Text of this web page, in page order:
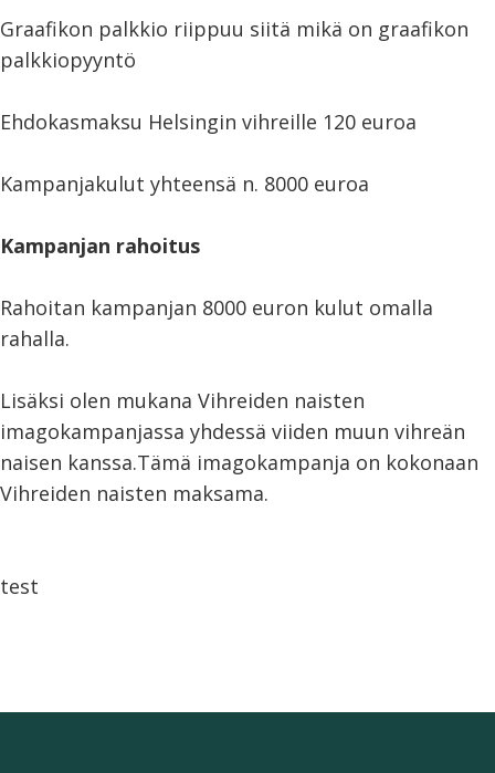
Graafikon palkkio riippuu siitä mikä on graafikon
palkkiopyyntö
Ehdokasmaksu Helsingin vihreille 120 euroa
Kampanjakulut yhteensä n. 8000 euroa
Kampanjan rahoitus
Rahoitan kampanjan 8000 euron kulut omalla
rahalla.
Lisäksi olen mukana Vihreiden naisten
imagokampanjassa yhdessä viiden muun vihreän
naisen kanssa.Tämä imagokampanja on kokonaan
Vihreiden naisten maksama.
test